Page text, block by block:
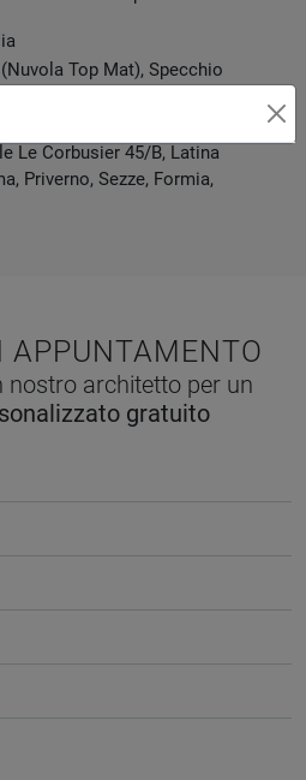
Top Mat), Specchio
Le Corbusier 45/B, Latina
Priverno, Sezze, Formia,
APPUNTAMENTO
nostro architetto per un
gratuito